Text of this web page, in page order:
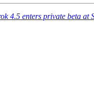
4.5 enters private beta at